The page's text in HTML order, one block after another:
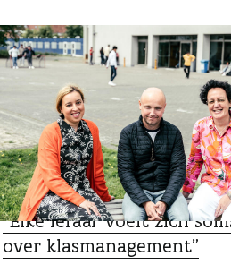
ZO DOEN ZIJ HET
“Elke leraar voelt zich
over klasmanagement”